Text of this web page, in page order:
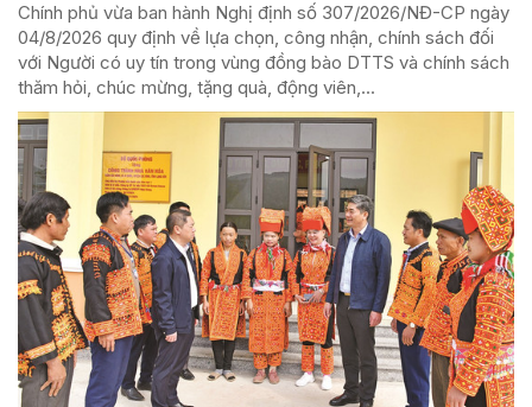
Chính phủ vừa ban hành Nghị định số 307/2026/NĐ-CP ngày
04/8/2026 quy định về lựa chọn, công nhận, chính sách đối
với Người có uy tín trong vùng đồng bào DTTS và chính sách
thăm hỏi, chúc mừng, tặng quà, động viên,...